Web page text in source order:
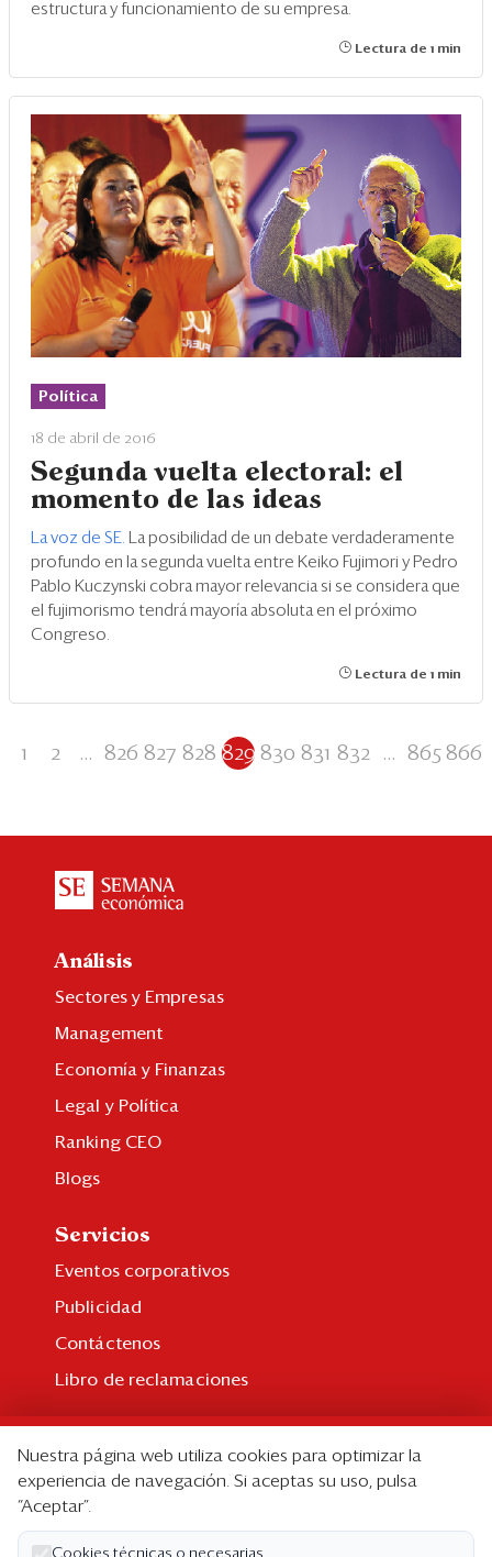
estructura y funcionamiento de su empresa.
Lectura de 1 min
Política
18 de abril de 2016
Segunda vuelta electoral: el
momento de las ideas
La voz de SE.
La posibilidad de un debate verdaderamente
profundo en la segunda vuelta entre Keiko Fujimori y Pedro
Pablo Kuczynski cobra mayor relevancia si se considera que
el fujimorismo tendrá mayoría absoluta en el próximo
Congreso.
Lectura de 1 min
1 2 ... 826 827 828 829 830 831 832 ... 865 866
Análisis
Sectores y Empresas
Management
Economía y Finanzas
Legal y Política
Ranking CEO
Blogs
Servicios
Eventos corporativos
Publicidad
Contáctenos
Libro de reclamaciones
Suscripción individual
Paquetes corporativos
Edición Impresa
Nuestra página web utiliza cookies para optimizar la
experiencia de navegación. Si aceptas su uso, pulsa
“Aceptar”.
Cookies técnicas o necesarias